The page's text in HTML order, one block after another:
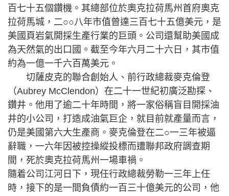
百七十五個鑽機。其總部位於奧克拉荷馬州首府奧克
拉荷馬城，二○○八年市值曾達三百七十五億美元，是
美國頁岩氣開採生產行業的巨頭。公司還幫助美國成
為天然氣的出口國。截至今年六月二十六日，其市值
約為一億一千六百萬美元。
切薩皮克的聯合創始人、前行政總裁麥克倫登
（Aubrey McClendon）在二十一世紀初廣泛勘探、
鑽井。他用了逾二十年時間，將一家俗稱盲目開採油
井的小公司，打造成油氣巨企，就目前就產量而言，
仍是美國第六大生產商。麥克倫登在二○一三年被逼
辭職，一六年因被控操縱投標而遭聯邦政府調查期
間，死於奧克拉荷馬州一場車禍。
隨着公司江河日下，現任行政總裁勞勒一三年上任
時，接下的是一間負債約一百三十億美元的公司，他